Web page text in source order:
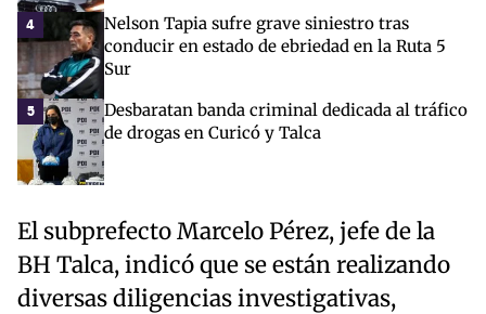
4
Nelson Tapia sufre grave siniestro tras
conducir en estado de ebriedad en la Ruta 5
Sur
5
Desbaratan banda criminal dedicada al tráfico
de drogas en Curicó y Talca
El subprefecto Marcelo Pérez, jefe de la
BH Talca, indicó que se están realizando
diversas diligencias investigativas,